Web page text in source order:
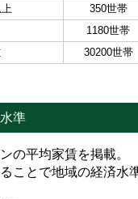
350世帯
1180世帯
30200世帯
準
の平均家賃を掲載。
ことで地域の経済水